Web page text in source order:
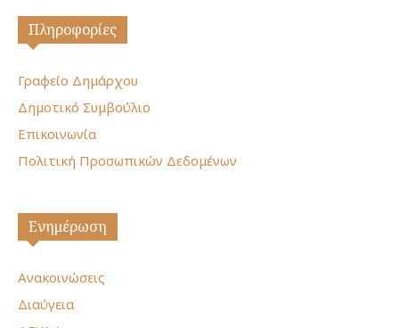
Πληροφορίες
Γραφείο Δημάρχου
Δημοτικό Συμβούλιο
Επικοινωνία
Πολιτική Προσωπικών Δεδομένων
Ενημέρωση
Ανακοινώσεις
Διαύγεια